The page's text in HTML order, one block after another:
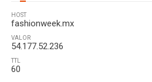
HOST
fashionweek.mx
VALOR
54.177.52.236
TTL
60